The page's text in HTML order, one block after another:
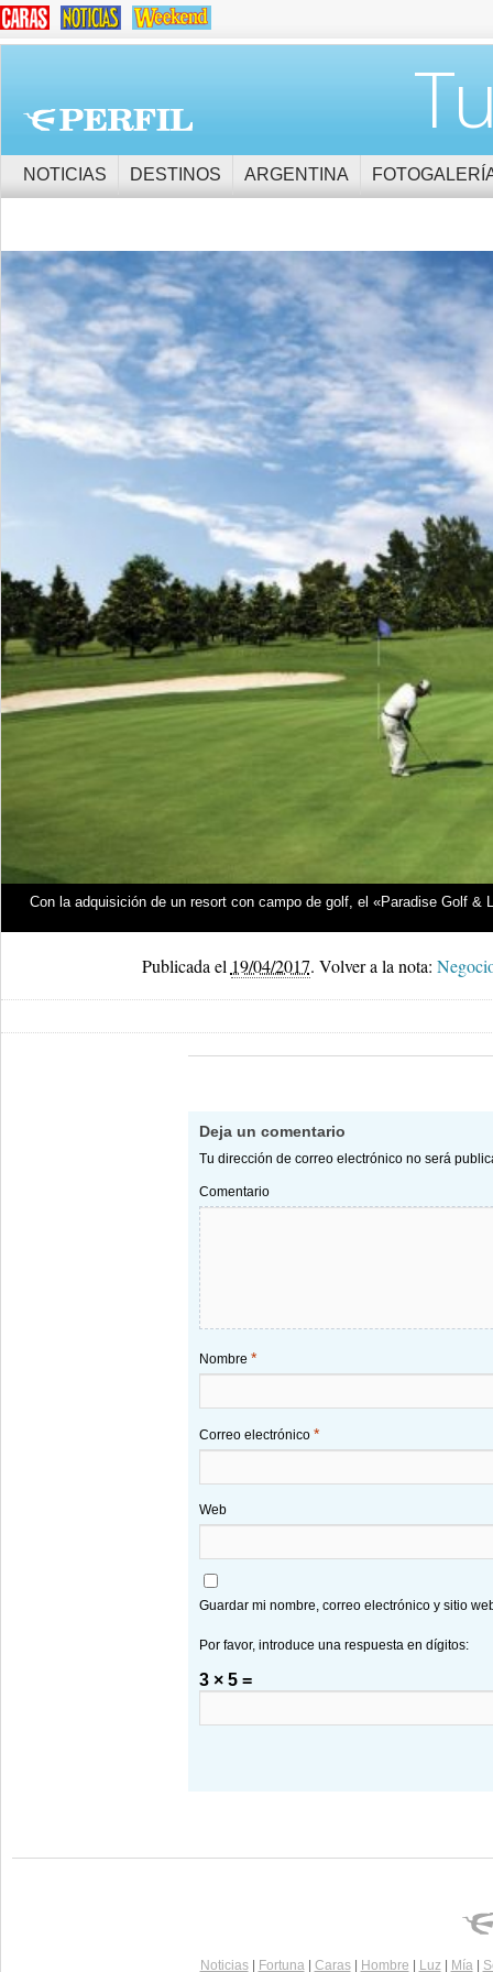
NOTICIAS DESTINOS ARGENTINA
Con la adquisición de un resort con campo de golf, el «Paradise Golf
Publicada el 19/04/2017. Volver a la nota:
Deja un comentario
Tu dirección de correo electrónico no será
Comentario
Nombre *
Correo electrónico *
Web
Guardar mi nombre, correo electrónico y sitio
Por favor, introduce una respuesta en dígitos:
3 × 5 =
Noticias| Fortuna| Caras| Hombre Luz| Mía|